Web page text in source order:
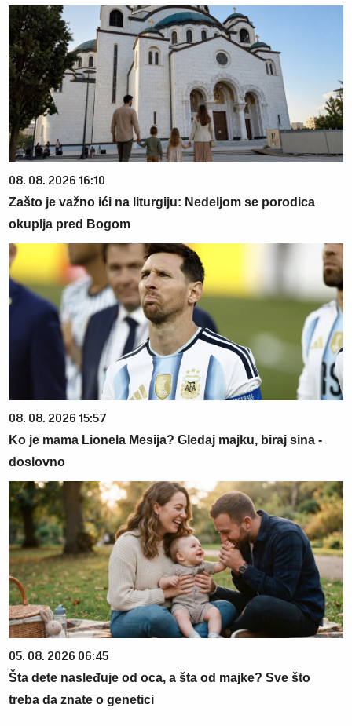
08. 08. 2026 16:10
Zašto je važno ići na liturgiju: Nedeljom se porodica
okuplja pred Bogom
08. 08. 2026 15:57
Ko je mama Lionela Mesija? Gledaj majku, biraj sina -
doslovno
05. 08. 2026 06:45
Šta dete nasleđuje od oca, a šta od majke? Sve što
treba da znate o genetici